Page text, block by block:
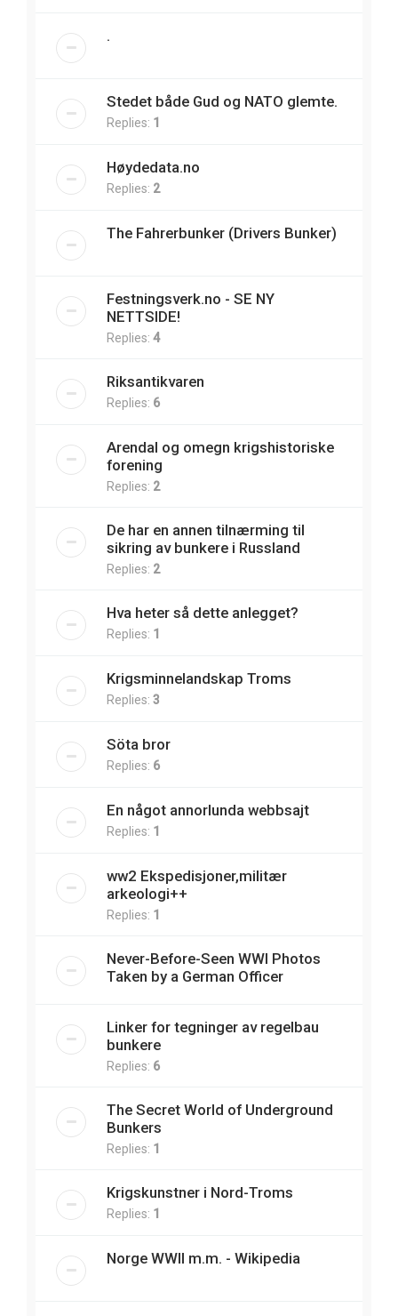
.
Stedet både Gud og NATO glemte.
Replies: 1
Høydedata.no
Replies: 2
The Fahrerbunker (Drivers Bunker)
Festningsverk.no - SE NY
NETTSIDE!
Replies: 4
Riksantikvaren
Replies: 6
Arendal og omegn krigshistoriske
forening
Replies: 2
De har en annen tilnærming til
sikring av bunkere i Russland
Replies: 2
Hva heter så dette anlegget?
Replies: 1
Krigsminnelandskap Troms
Replies: 3
Söta bror
Replies: 6
En något annorlunda webbsajt
Replies: 1
ww2 Ekspedisjoner,militær
arkeologi++
Replies: 1
Never-Before-Seen WWI Photos
Taken by a German Officer
Linker for tegninger av regelbau
bunkere
Replies: 6
The Secret World of Underground
Bunkers
Replies: 1
Krigskunstner i Nord-Troms
Replies: 1
Norge WWII m.m. - Wikipedia